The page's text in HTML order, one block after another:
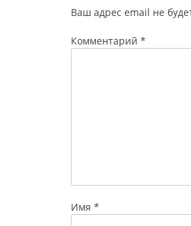
Ваш адрес email не
Комментарий *
Имя *